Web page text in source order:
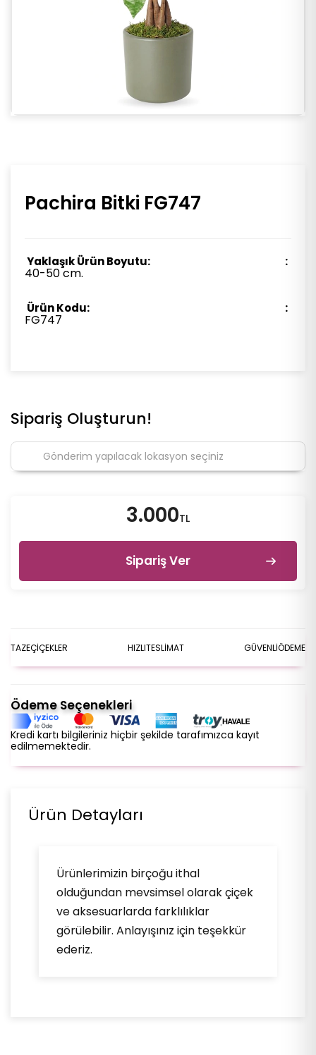
Pachira Bitki FG747
Yaklaşık Ürün Boyutu:
40-50 cm.
Ürün Kodu:
FG747
Sipariş Oluşturun!
3.000TL
Sipariş Ver
TAZEÇİÇEKLER HIZLITESLİMAT GÜVENLİÖDEME
Ödeme Seçenekleri
Kredi kartı bilgileriniz hiçbir şekilde tarafımızca kayıt
edilmemektedir.
Ürün Detayları
Ürünlerimizin birçoğu ithal
olduğundan mevsimsel olarak çiçek
ve aksesuarlarda farklılıklar
görülebilir. Anlayışınız için teşekkür
ederiz.